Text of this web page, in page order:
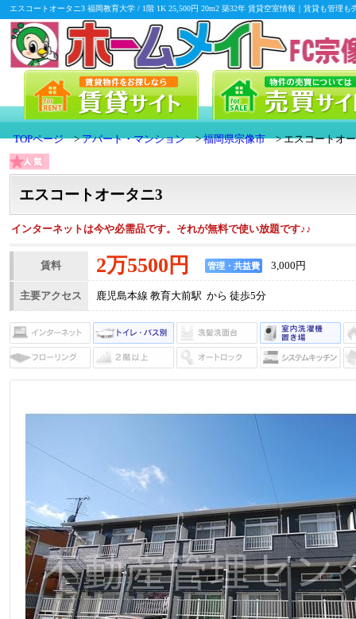
エスコートオータニ3 福岡教育大学 / 1階 1K 25,500円 20m2 築32年 賃貸空室情報｜賃貸も管
TOPページ アパート・マンション 福岡県宗像市 エスコートオ
エスコートオータニ3
インターネットは今や必需品です。それが無料で使い放題です♪♪
賃料 2万5500円 管理・共益費 3,000円
主要アクセス 鹿児島本線 教育大前駅 から 徒歩5分